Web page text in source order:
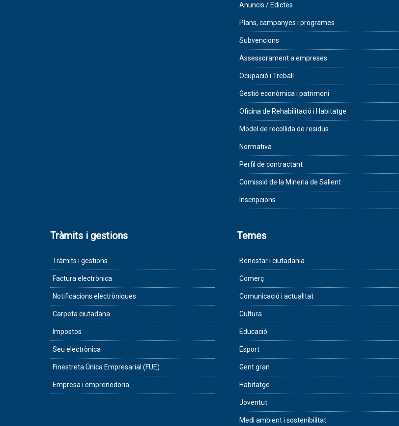
Anuncis / Edictes
Plans, campanyes i programes
Subvencions
Assessorament a empreses
Ocupació i Treball
Gestió econòmica i patrimoni
Oficina de Rehabilitació i Habitatge
Model de recollida de residus
Normativa
Perfil de contractant
Comissió de la Mineria de Sallent
Inscripcions
Tràmits i gestions
Tràmits i gestions
Factura electrònica
Notificacions electròniques
Carpeta ciutadana
Impostos
Seu electrònica
Finestreta Única Empresarial (FUE)
Empresa i emprenedoria
Temes
Benestar i ciutadania
Comerç
Comunicació i actualitat
Cultura
Educació
Esport
Gent gran
Habitatge
Joventut
Medi ambient i sostenibilitat